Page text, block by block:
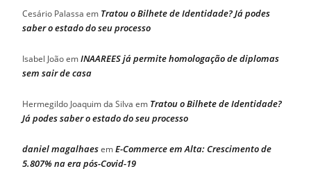
Cesário Palassa em Tratou o Bilhete de Identidade? Já podes
saber o estado do seu processo
Isabel JoãoemINAAREES já permite homologação de diplomas
sem sair de casa
Hermegildo Joaquim da Silva em Tratou o Bilhete de Identidade?
Já podes saber o estado do seu processo
daniel magalhaesemE-Commerce em Alta: Crescimento de
5.807% na era pós-Covid-19